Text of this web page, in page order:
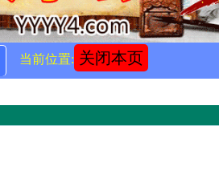
当前位置: 关闭本页